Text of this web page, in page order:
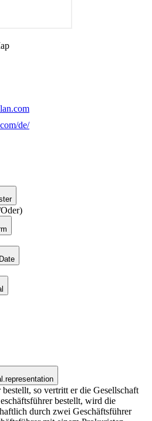
de/
so vertritt er die Gesellschaft
bestellt, wird die
durch zwei Geschäftsführer